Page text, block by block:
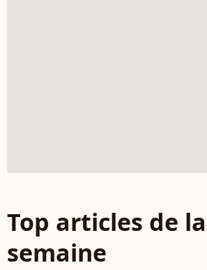
Top articles de la
semaine